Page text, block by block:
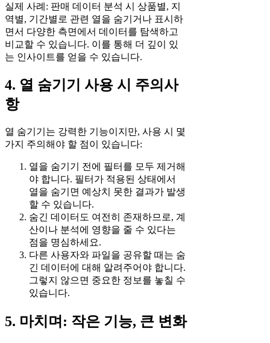
실제 사례: 판매 데이터 분석 시 상품별, 지
역별, 기간별로 관련 열을 숨기거나 표시하
면서 다양한 측면에서 데이터를 탐색하고
비교할 수 있습니다. 이를 통해 더 깊이 있
는 인사이트를 얻을 수 있습니다.
4. 열 숨기기 사용 시 주의사
항
열 숨기기는 강력한 기능이지만, 사용 시 몇
가지 주의해야 할 점이 있습니다:
열을 숨기기 전에 필터를 모두 제거해
야 합니다. 필터가 적용된 상태에서
열을 숨기면 예상치 못한 결과가 발생
할 수 있습니다.
숨긴 데이터도 여전히 존재하므로, 계
산이나 분석에 영향을 줄 수 있다는
점을 명심하세요.
다른 사용자와 파일을 공유할 때는 숨
긴 데이터에 대해 알려주어야 합니다.
그렇지 않으면 중요한 정보를 놓칠 수
있습니다.
5. 마치며: 작은 기능, 큰 변화